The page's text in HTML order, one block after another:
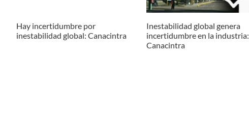
Hay incertidumbre por
inestabilidad global: Canacintra
Inestabilidad global genera
incertidumbre en la industria:
Canacintra